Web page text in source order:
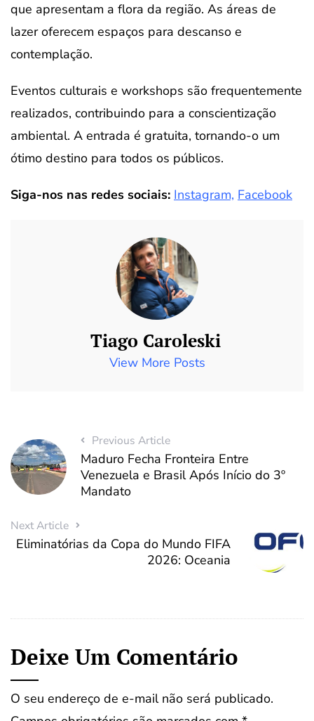
que apresentam a flora da região. As áreas de
lazer oferecem espaços para descanso e
contemplação.
Eventos culturais e workshops são frequentemente
realizados, contribuindo para a conscientização
ambiental. A entrada é gratuita, tornando-o um
ótimo destino para todos os públicos.
Siga-nos nas redes sociais: Instagram, Facebook
Tiago Caroleski
View More Posts
Previous Article
Maduro Fecha Fronteira Entre
Venezuela e Brasil Após Início do 3º
Mandato
Next Article
Eliminatórias da Copa do Mundo FIFA
2026: Oceania
Deixe Um Comentário
O seu endereço de e-mail não será publicado.